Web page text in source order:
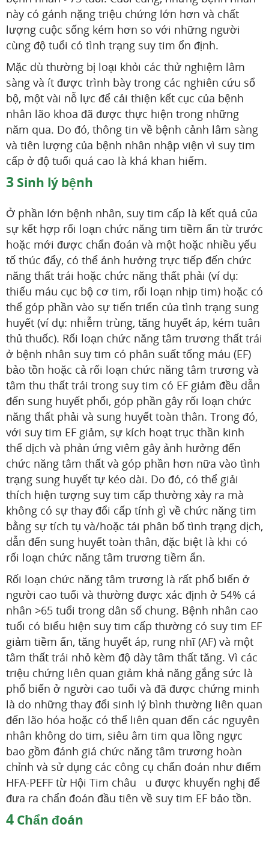
này có gánh nặng triệu chứng lớn hơn và chất
lượng cuộc sống kém hơn so với những người
cùng độ tuổi có tình trạng suy tim ổn định.
Mặc dù thường bị loại khỏi các thử nghiệm lâm
sàng và ít được trình bày trong các nghiên cứu sổ
bộ, một vài nỗ lực để cải thiện kết cục của bệnh
nhân lão khoa đã được thực hiện trong những
năm qua. Do đó, thông tin về bệnh cảnh lâm sàng
và tiên lượng của bệnh nhân nhập viện vì suy tim
cấp ở độ tuổi quá cao là khá khan hiếm.
3 Sinh lý bệnh
Ở phần lớn bệnh nhân, suy tim cấp là kết quả của
sự kết hợp rối loạn chức năng tim tiềm ẩn từ trước
hoặc mới được chẩn đoán và một hoặc nhiều yếu
tố thúc đẩy, có thể ảnh hưởng trực tiếp đến chức
năng thất trái hoặc chức năng thất phải (ví dụ:
thiếu máu cục bộ cơ tim, rối loạn nhịp tim) hoặc có
thể góp phần vào sự tiến triển của tình trạng sung
huyết (ví dụ: nhiễm trùng, tăng huyết áp, kém tuân
thủ thuốc). Rối loạn chức năng tâm trương thất trái
ở bệnh nhân suy tim có phân suất tống máu (EF)
bảo tồn hoặc cả rối loạn chức năng tâm trương và
tâm thu thất trái trong suy tim có EF giảm đều dẫn
đến sung huyết phổi, góp phần gây rối loạn chức
năng thất phải và sung huyết toàn thân. Trong đó,
với suy tim EF giảm, sự kích hoạt trục thần kinh
thể dịch và phản ứng viêm gây ảnh hưởng đến
chức năng tâm thất và góp phần hơn nữa vào tình
trạng sung huyết tự kéo dài. Do đó, có thể giải
thích hiện tượng suy tim cấp thường xảy ra mà
không có sự thay đổi cấp tính gì về chức năng tim
bằng sự tích tụ và/hoặc tái phân bố tình trạng dịch,
dẫn đến sung huyết toàn thân, đặc biệt là khi có
rối loạn chức năng tâm trương tiềm ẩn.
Rối loạn chức năng tâm trương là rất phổ biến ở
người cao tuổi và thường được xác định ở 54% cá
nhân >65 tuổi trong dân số chung. Bệnh nhân cao
tuổi có biểu hiện suy tim cấp thường có suy tim EF
giảm tiềm ẩn, tăng huyết áp, rung nhĩ (AF) và một
tâm thất trái nhỏ kèm độ dày tâm thất tăng. Vì các
triệu chứng liên quan giảm khả năng gắng sức là
phổ biến ở người cao tuổi và đã được chứng minh
là do những thay đổi sinh lý bình thường liên quan
đến lão hóa hoặc có thể liên quan đến các nguyên
nhân không do tim, siêu âm tim qua lồng ngực
bao gồm đánh giá chức năng tâm trương hoàn
chỉnh và sử dụng các công cụ chẩn đoán như điểm
HFA-PEFF từ Hội Tim châu u được khuyến nghị để
đưa ra chẩn đoán đầu tiên về suy tim EF bảo tồn.
4 Chẩn đoán